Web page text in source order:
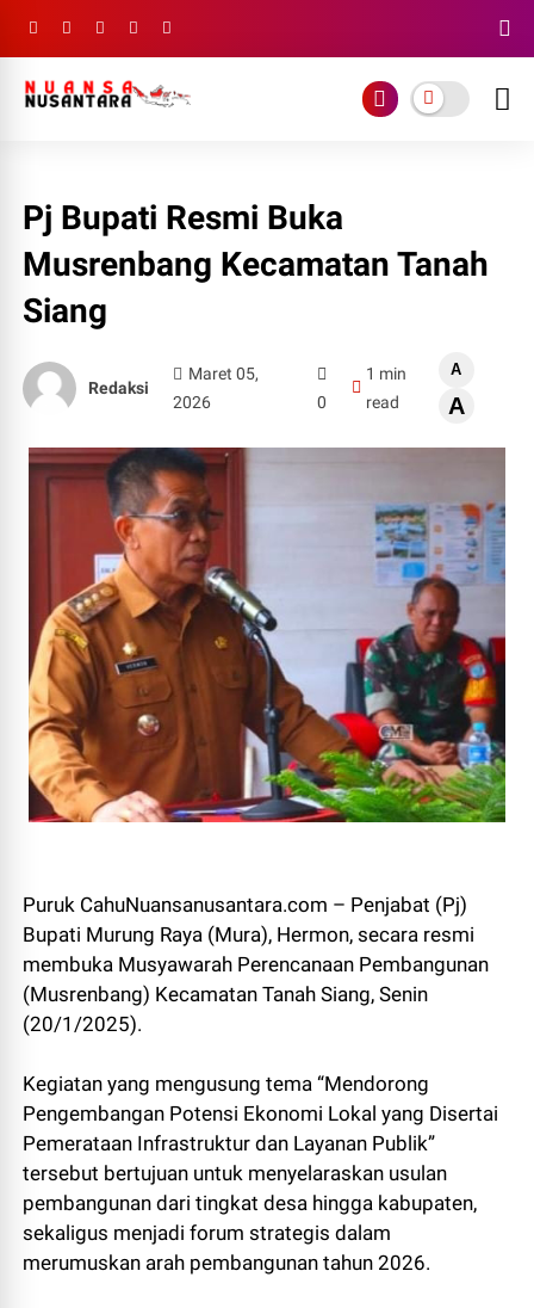
Pj Bupati Resmi Buka
Musrenbang Kecamatan Tanah
Siang
Redaksi
Maret 05,
2026
0
1 min
read
A
A
Puruk CahuNuansanusantara.com – Penjabat (Pj)
Bupati Murung Raya (Mura), Hermon, secara resmi
membuka Musyawarah Perencanaan Pembangunan
(Musrenbang) Kecamatan Tanah Siang, Senin
(20/1/2025).
Kegiatan yang mengusung tema “Mendorong
Pengembangan Potensi Ekonomi Lokal yang Disertai
Pemerataan Infrastruktur dan Layanan Publik”
tersebut bertujuan untuk menyelaraskan usulan
pembangunan dari tingkat desa hingga kabupaten,
sekaligus menjadi forum strategis dalam
merumuskan arah pembangunan tahun 2026.